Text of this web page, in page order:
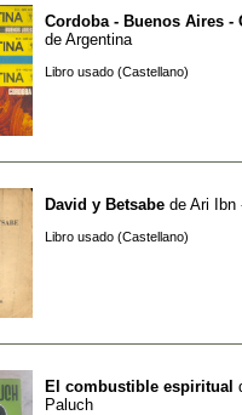
Cordoba - Buenos Aires -
de Argentina
Libro usado (Castellano)
David y Betsabe de Ari Ibn
Libro usado (Castellano)
El combustible espiritual
Paluch